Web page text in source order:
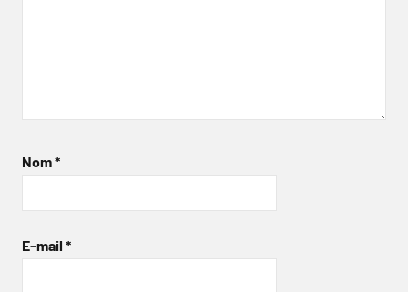
Nom*
E-mail *